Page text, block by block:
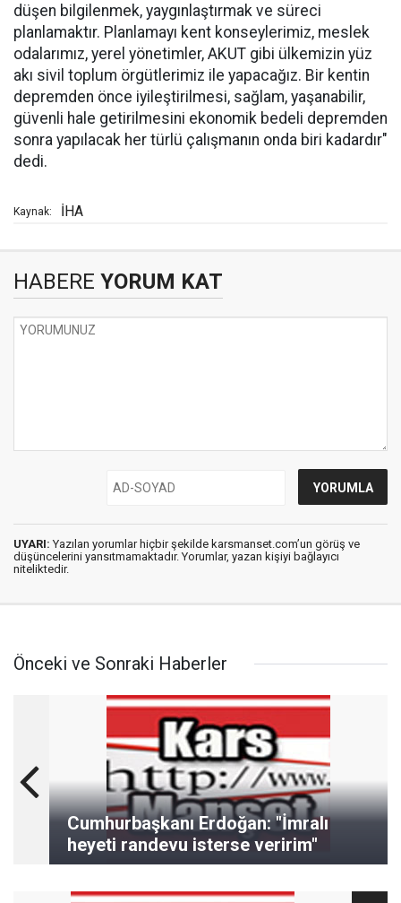
düşen bilgilenmek, yaygınlaştırmak ve süreci
planlamaktır. Planlamayı kent konseylerimiz, meslek
odalarımız, yerel yönetimler, AKUT gibi ülkemizin yüz
akı sivil toplum örgütlerimiz ile yapacağız. Bir kentin
depremden önce iyileştirilmesi, sağlam, yaşanabilir,
güvenli hale getirilmesini ekonomik bedeli depremden
sonra yapılacak her türlü çalışmanın onda biri kadardır"
dedi.
Kaynak: İHA
HABERE YORUM KAT
UYARI: Yazılan yorumlar hiçbir şekilde karsmanset.com’un görüş ve
düşüncelerini yansıtmamaktadır. Yorumlar, yazan kişiyi bağlayıcı
niteliktedir.
Önceki ve Sonraki Haberler
Cumhurbaşkanı Erdoğan: "İmralı
heyeti randevu isterse veririm"